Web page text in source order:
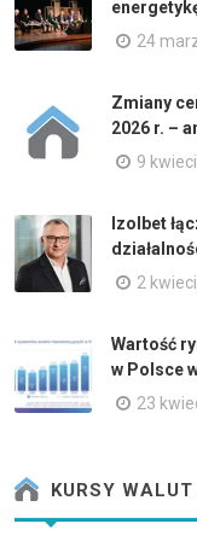
24
Zmiany
2026 r. –
9
Izolbet
2
Wartość
w Polsce
23
KURSY